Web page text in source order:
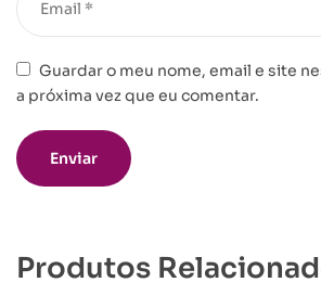
Guardar o meu nome, email e site
a próxima vez que eu comentar.
Produtos